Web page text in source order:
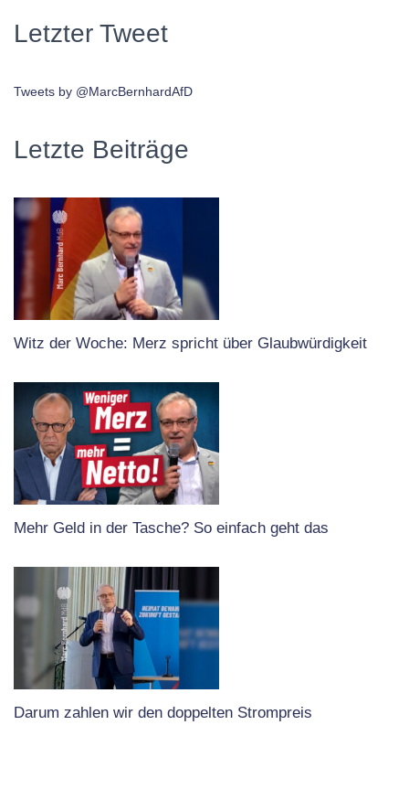
Letzter Tweet
Tweets by @MarcBernhardAfD
Letzte Beiträge
Witz der Woche: Merz spricht über Glaubwürdigkeit
Mehr Geld in der Tasche? So einfach geht das
Darum zahlen wir den doppelten Strompreis